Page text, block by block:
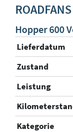
ROADFANS
Hopper 600
Lieferdatum
Zustand
Leistung
Kategorie